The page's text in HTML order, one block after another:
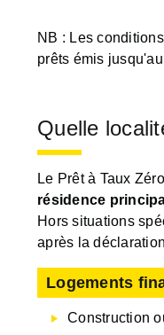
NB : Les
prêts émis
Quelle
Le Prêt à Taux
résidence
Hors situations
après la
Logements
Construction